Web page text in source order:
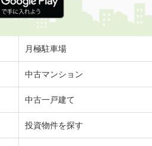
月極駐車場
中古マンション
中古一戸建て
投資物件を探す